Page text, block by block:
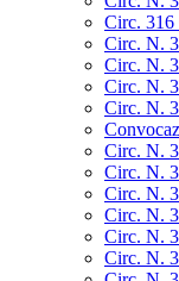
Circ. 316
Circ. N.
Circ. N.
Circ. N.
Circ. N.
Circ. N.
Circ. N.
Circ. N.
Circ. N.
Circ. N.
Circ. N.